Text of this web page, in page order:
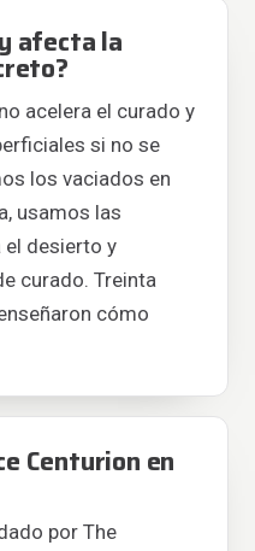
afecta la
acelera el curado y
si no se
los vaciados en
usamos las
el desierto y
curado. Treinta
cómo
Centurion en
por The